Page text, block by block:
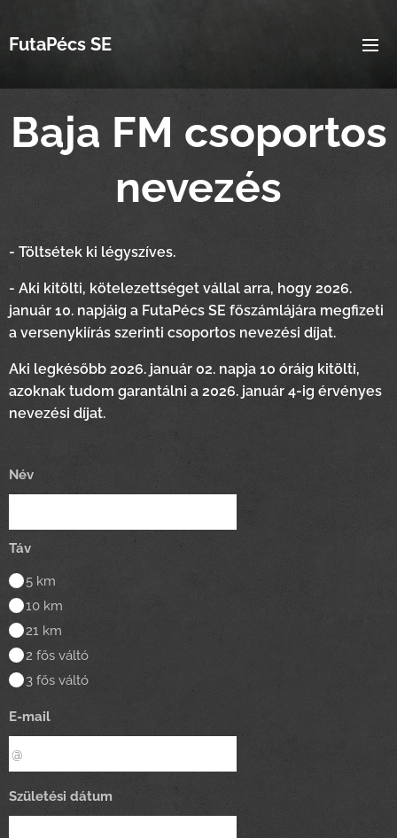
FutaPécs SE
Baja FM csoportos
nevezés
- Töltsétek ki légyszíves.
- Aki kitölti, kötelezettséget vállal arra, hogy 2026.
január 10. napjáig a FutaPécs SE főszámlájára megfizeti
a versenykiírás szerinti csoportos nevezési díjat.
Aki legkésőbb 2026. január 02. napja 10 óráig kitölti,
azoknak tudom garantálni a 2026. január 4-ig érvényes
nevezési díjat.
Név
Táv
5 km
10 km
21 km
2 fős váltó
3 fős váltó
E-mail
Születési dátum